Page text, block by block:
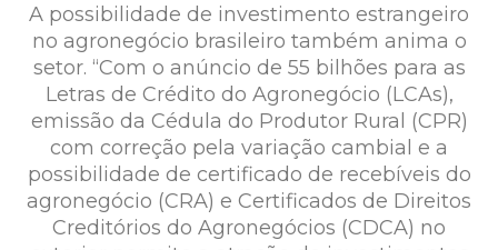
A possibilidade de investimento estrangeiro
no agronegócio brasileiro também anima o
setor. “Com o anúncio de 55 bilhões para as
Letras de Crédito do Agronegócio (LCAs),
emissão da Cédula do Produtor Rural (CPR)
com correção pela variação cambial e a
possibilidade de certificado de recebíveis do
agronegócio (CRA) e Certificados de Direitos
Creditórios do Agronegócios (CDCA) no